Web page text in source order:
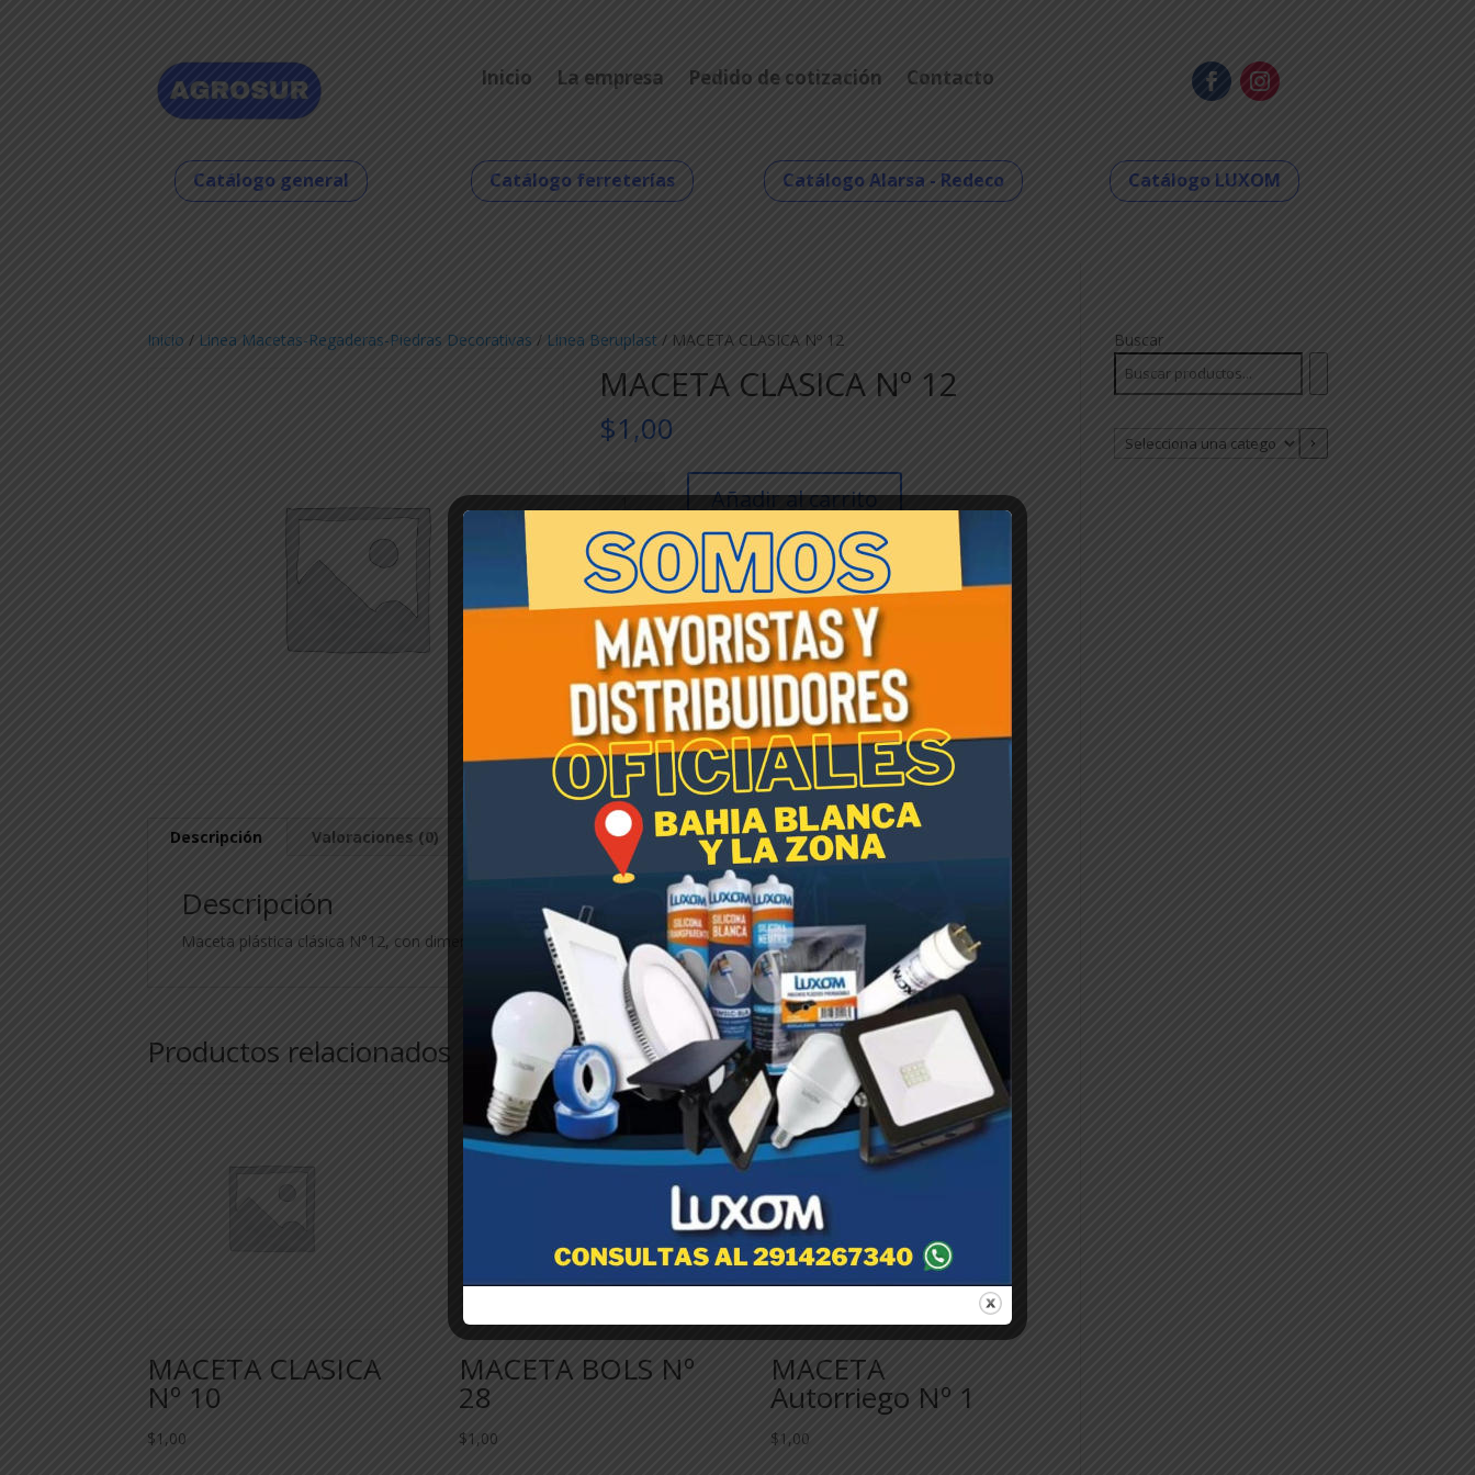
Inicio La empresa Pedido de cotización Contacto
Catálogo general Catálogo ferreterías Catálogo Alarsa - Redeco Catálogo LUXOM
Inicio / Linea Macetas-Regaderas-Piedras Decorativas / Linea Beruplast / MACETA CLASICA Nº 12
MACETA CLASICA Nº 12
$1,00
CLASICA
Nº
12
cantidad
Añadir al carrito
SKU:003955 Categoría:Linea Beruplast Etiqueta:
Beruplast
Descripción Valoraciones (0)
Descripción
Maceta plástica clásica N°12, con dimensiones: 12 cm x 11 cm . Varios colores.
Productos relacionados
MACETA CLASICA
Nº 10
$1,00
MACETA BOLS Nº
28
$1,00
MACETA
Autorriego Nº 1
$ 1,00
Buscar
Selecciona
una